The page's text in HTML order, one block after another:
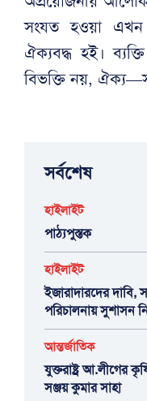
সংযত হওয়া
ঐক্যবদ্ধ হই।
বিভক্তি নয়,
সর্বশেষ
হাইলাইট
পাঠ্যপুস্তক
হাইলাইট
ইজারাদারদের দাবি,
পরিচালনায় সুশাসন
আন্তর্জাতিক
যুক্তরাষ্ট্র আ.লীগের
সঞ্জয় কুমার সাহা